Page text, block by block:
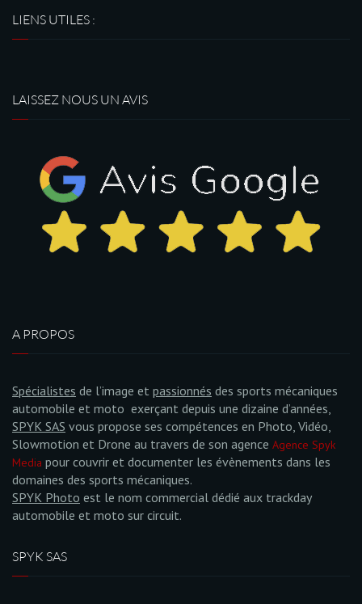
LIENS UTILES :
LAISSEZ NOUS UN AVIS
A PROPOS
Spécialistes de l’image et passionnés des sports mécaniques
automobile et moto exerçant depuis une dizaine d’années,
SPYK SAS vous propose ses compétences en Photo, Vidéo,
Slowmotion et Drone au travers de son agence Agence Spyk
Media pour couvrir et documenter les évènements dans les
domaines des sports mécaniques.
SPYK Photo est le nom commercial dédié aux trackday
automobile et moto sur circuit.
SPYK SAS